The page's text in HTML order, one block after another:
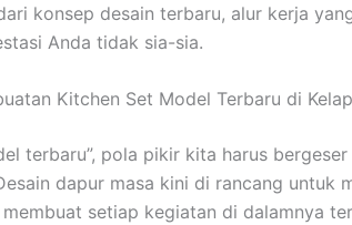
konsep desain terbaru, alur kerja
Anda tidak sia-sia.
Kitchen Set Model Terbaru di
terbaru”, pola pikir kita harus
dapur masa kini di rancang untuk
setiap kegiatan di dalamnya